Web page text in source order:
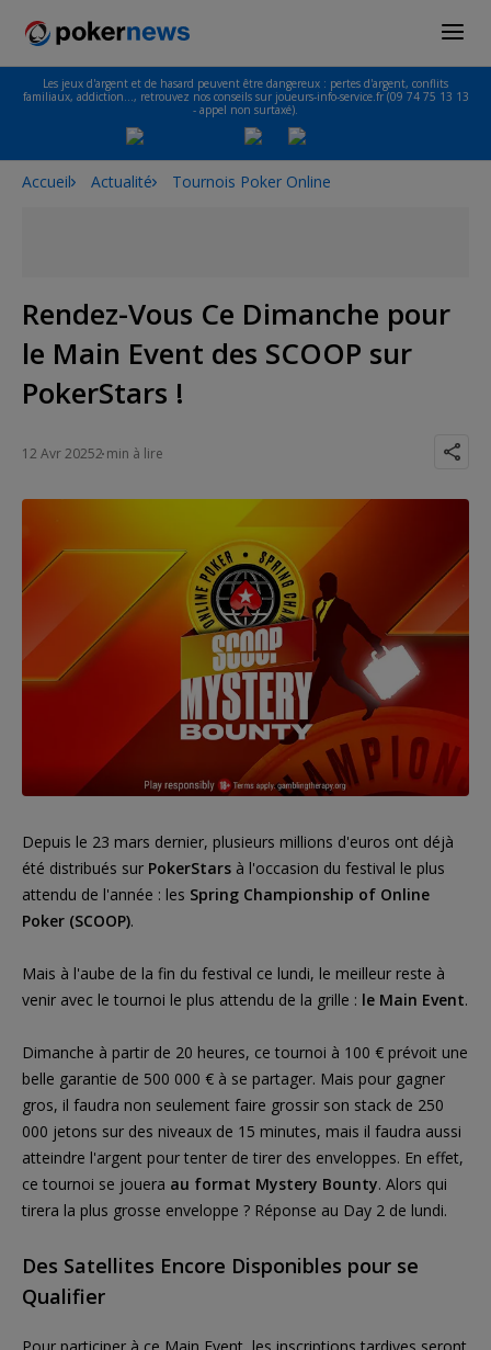
Les jeux d'argent et de hasard peuvent être dangereux : pertes d'argent, conflits
familiaux, addiction…, retrouvez nos conseils sur joueurs-info-service.fr (09 74 75 13 13
- appel non surtaxé).
Accueil Actualité Tournois Poker Online
Rendez-Vous Ce Dimanche pour
le Main Event des SCOOP sur
PokerStars !
12 Avr 20252 min à lire
Depuis le 23 mars dernier, plusieurs millions d'euros ont déjà
été distribués sur PokerStars à l'occasion du festival le plus
attendu de l'année : les Spring Championship of Online
Poker (SCOOP).
Mais à l'aube de la fin du festival ce lundi, le meilleur reste à
venir avec le tournoi le plus attendu de la grille : le Main Event.
Dimanche à partir de 20 heures, ce tournoi à 100 € prévoit une
belle garantie de 500 000 € à se partager. Mais pour gagner
gros, il faudra non seulement faire grossir son stack de 250
000 jetons sur des niveaux de 15 minutes, mais il faudra aussi
atteindre l'argent pour tenter de tirer des enveloppes. En effet,
ce tournoi se jouera au format Mystery Bounty. Alors qui
tirera la plus grosse enveloppe ? Réponse au Day 2 de lundi.
Des Satellites Encore Disponibles pour se
Qualifier